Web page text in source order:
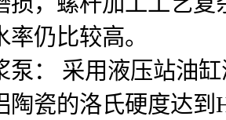
仍比较高。
泵： 采用液压站油
陶瓷的洛氏硬度达